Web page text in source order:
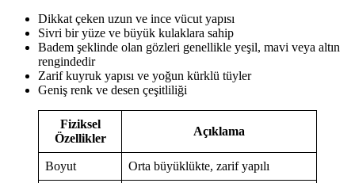
Dikkat çeken uzun ve ince vücut yapısı
Sivri bir yüze ve büyük kulaklara sahip
Badem şeklinde olan gözleri genellikle yeşil, mavi veya altın
rengindedir
Zarif kuyruk yapısı ve yoğun kürklü tüyler
Geniş renk ve desen çeşitliliği
Fiziksel
Özellikler
Açıklama
Boyut Orta büyüklükte, zarif yapılı